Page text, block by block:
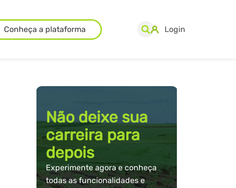
Conheça a plataforma Login
Não deixe sua
carreira para
depois
Experimente agora e conheça
todas as funcionalidades e